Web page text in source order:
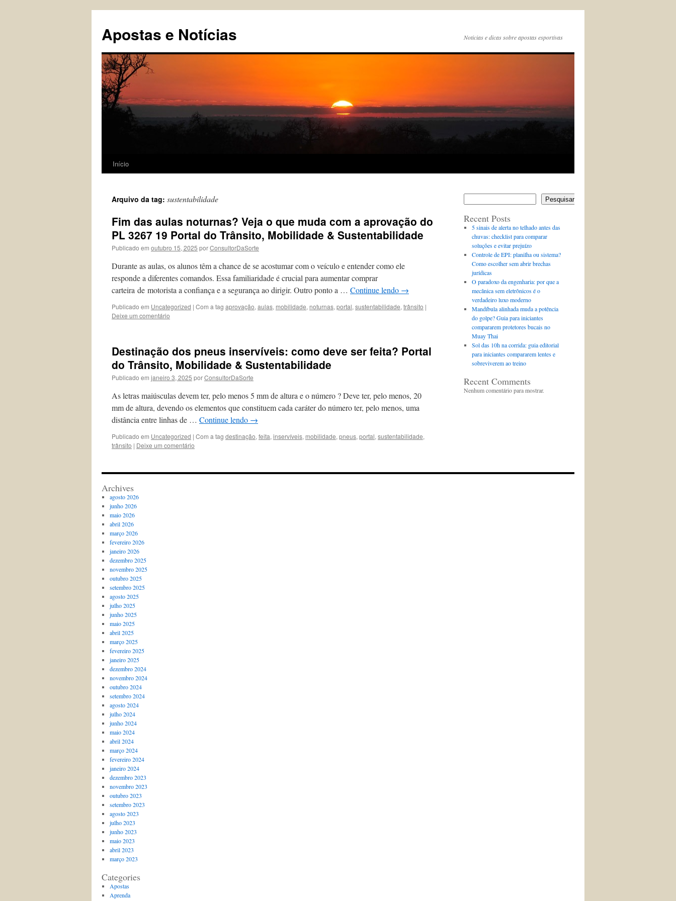
conteúdo
Apostas e Notícias Noticias e dicas sobre apostas esportivas
Início
Arquivo da tag: sustentabilidade
Fim das aulas noturnas? Veja o que muda com a aprovação do
PL 3267 19 Portal do Trânsito, Mobilidade & Sustentabilidade
Publicado em outubro 15, 2025 porConsultorDaSorte
Durante as aulas, os alunos têm a chance de se acostumar com o veículo e entender como ele
responde a diferentes comandos. Essa familiaridade é crucial para aumentar comprar
carteira de motorista a confiança e a segurança ao dirigir. Outro ponto a … Continue lendo →
Publicado em Uncategorized | Com a tag aprovação, aulas, mobilidade, noturnas, portal, sustentabilidade, trânsito |
Deixe um comentário
Destinação dos pneus inservíveis: como deve ser feita? Portal
do Trânsito, Mobilidade & Sustentabilidade
Publicado em janeiro 3, 2025 porConsultorDaSorte
As letras maiúsculas devem ter, pelo menos 5 mm de altura e o número ? Deve ter, pelo menos, 20
mm de altura, devendo os elementos que constituem cada caráter do número ter, pelo menos, uma
distância entre linhas de … Continue lendo →
Publicado em Uncategorized | Com a tag destinação, feita, inservíveis, mobilidade, pneus, portal, sustentabilidade,
trânsito | Deixe um comentário
Pesquisar
Recent Posts
5 sinais de alerta no telhado antes das
chuvas: checklist para comparar
soluções e evitar prejuízo
Controle de EPI: planilha ou sistema?
Como escolher sem abrir brechas
jurídicas
O paradoxo da engenharia: por que a
mecânica sem eletrônicos é o
verdadeiro luxo moderno
Mandíbula alinhada muda a potência
do golpe? Guia para iniciantes
compararem protetores bucais no
Muay Thai
Sol das 10h na corrida: guia editorial
para iniciantes compararem lentes e
sobreviverem ao treino
Recent Comments
Nenhum comentário para mostrar.
Archives
agosto 2026
junho 2026
maio 2026
abril 2026
março 2026
fevereiro 2026
janeiro 2026
dezembro 2025
novembro 2025
outubro 2025
setembro 2025
agosto 2025
julho 2025
junho 2025
maio 2025
abril 2025
março 2025
fevereiro 2025
janeiro 2025
dezembro 2024
novembro 2024
outubro 2024
setembro 2024
agosto 2024
julho 2024
junho 2024
maio 2024
abril 2024
março 2024
fevereiro 2024
janeiro 2024
dezembro 2023
novembro 2023
outubro 2023
setembro 2023
agosto 2023
julho 2023
junho 2023
maio 2023
abril 2023
março 2023
Categories
Apostas
Aprenda